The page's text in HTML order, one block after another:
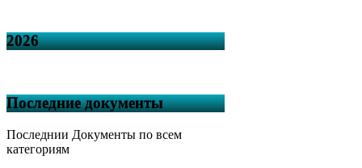
2026
Последние документы
Последнии Документы по всем
категориям